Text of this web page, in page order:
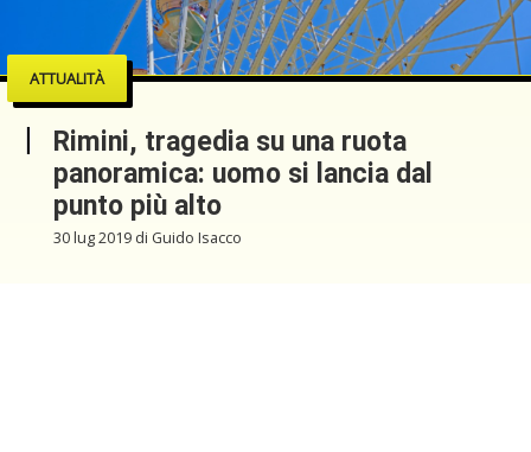
ATTUALITÀ
Rimini, tragedia su una ruota
panoramica: uomo si lancia dal
punto più alto
30 lug 2019 di Guido Isacco